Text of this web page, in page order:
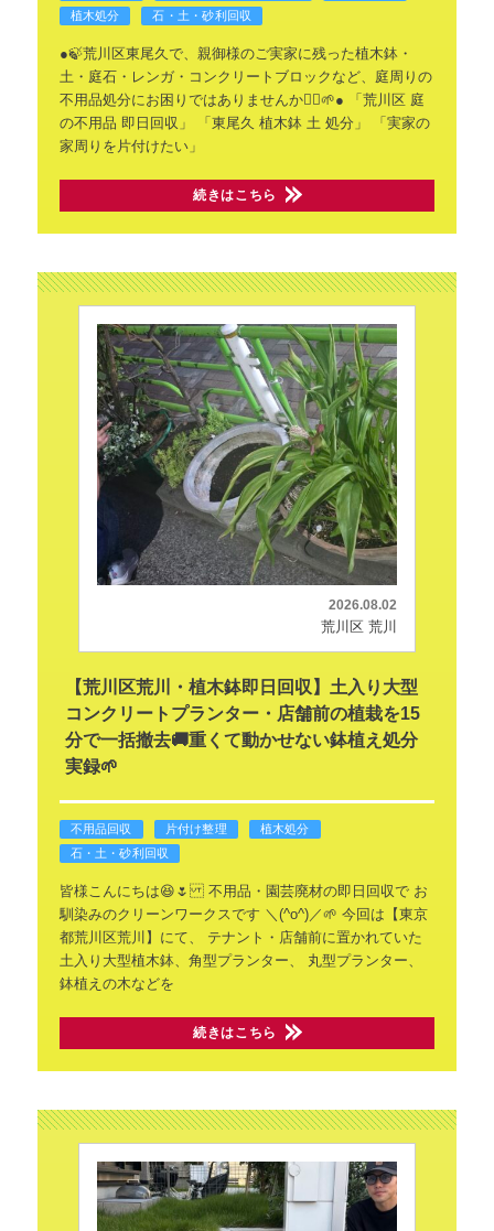
植木処分
石・土・砂利回収
●🍃荒川区東尾久で、親御様のご実家に残った植木鉢・
土・庭石・レンガ・コンクリートブロックなど、庭周りの
不用品処分にお困りではありませんか🙂‍↕️🌱●
「荒川区 庭
の不用品 即日回収」 「東尾久 植木鉢 土 処分」 「実家の
家周りを片付けたい」
続きはこちら
2026.08.02
荒川区 荒川
【荒川区荒川・植木鉢即日回収】土入り大型
コンクリートプランター・店舗前の植栽を15
分で一括撤去🚚重くて動かせない鉢植え処分
実録🌱
不用品回収 片付け整理
植木処分
石・土・砂利回収
皆様こんにちは😆🌷 不用品・園芸廃材の即日回収で お
馴染みのクリーンワークスです ＼(^o^)／🌱 今回は【東京
都荒川区荒川】にて、 テナント・店舗前に置かれていた
土入り大型植木鉢、角型プランター、 丸型プランター、
鉢植えの木などを
続きはこちら